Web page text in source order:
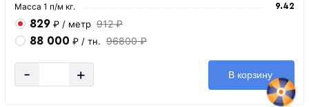
Масса 1 п/м кг. 9.42
829 ₽ / метр 912 ₽
88 000 ₽ / тн. 96800 ₽
- + В корзину